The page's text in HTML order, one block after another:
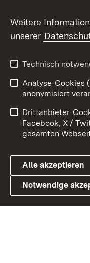
Social Wall
X / Twitter
Youtube
Link zum
Benutzungshinweise
Datenschutz
Weitere
unserer
Technisch
Analyse-Cookies
anonymisiert
Drittanbieter-
Facebook, X /
gesamten
Alle akzeptieren
Notwendige